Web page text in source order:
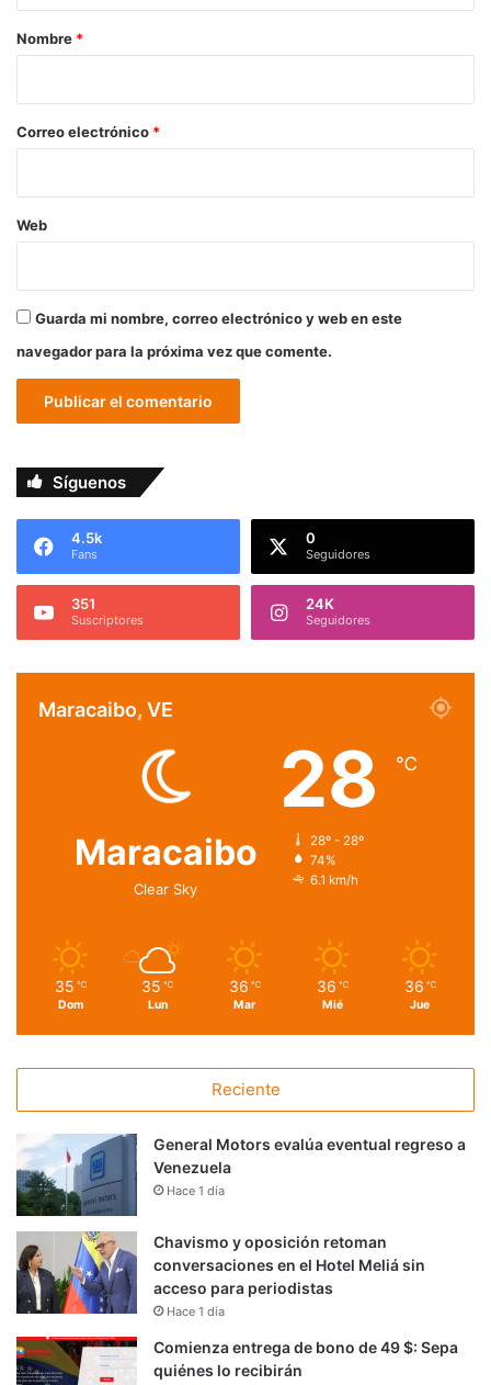
r
*
Nombre *
Correo electrónico *
Web
Guarda mi nombre, correo electrónico y web en este
navegador para la próxima vez que comente.
Síguenos
4.5k
Fans
0
Seguidores
351
Suscriptores
24K
Seguidores
Maracaibo, VE
Maracaibo
Clear Sky
28 ℃
28º - 28º
74%
6.1 km/h
35 ℃
Dom
35 ℃
Lun
36 ℃
Mar
36 ℃
Mié
36 ℃
Jue
Reciente
General Motors evalúa eventual regreso a
Venezuela
Hace 1 día
Chavismo y oposición retoman
conversaciones en el Hotel Meliá sin
acceso para periodistas
Hace 1 día
Comienza entrega de bono de 49 $: Sepa
quiénes lo recibirán